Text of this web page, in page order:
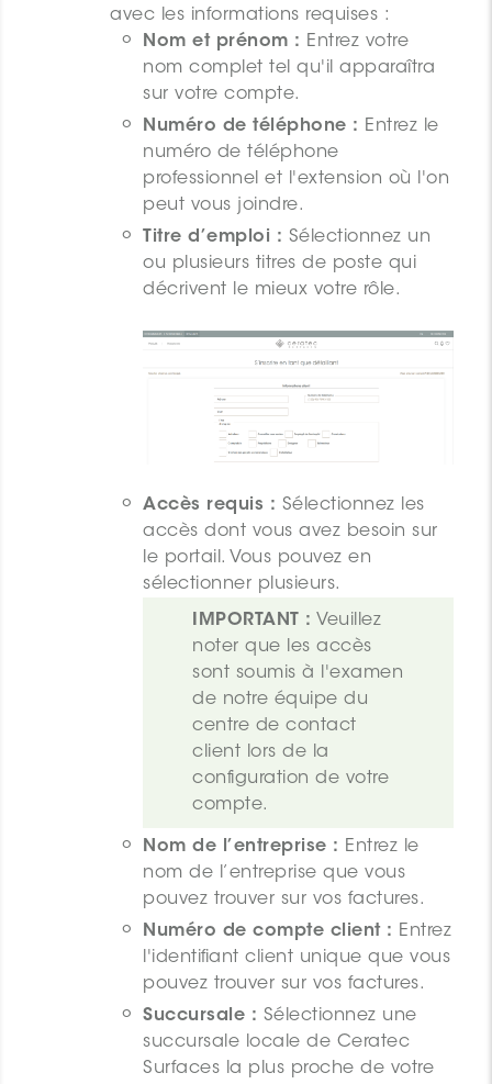
avec les informations requises :
Nom et prénom : Entrez votre
nom complet tel qu'il apparaîtra
sur votre compte.
Numéro de téléphone : Entrez le
numéro de téléphone
professionnel et l'extension où l'on
peut vous joindre.
Titre d’emploi : Sélectionnez un
ou plusieurs titres de poste qui
décrivent le mieux votre rôle.
Accès requis : Sélectionnez les
accès dont vous avez besoin sur
le portail. Vous pouvez en
sélectionner plusieurs.
IMPORTANT : Veuillez
noter que les accès
sont soumis à l'examen
de notre équipe du
centre de contact
client lors de la
configuration de votre
compte.
Nom de l’entreprise : Entrez le
nom de l’entreprise que vous
pouvez trouver sur vos factures.
Numéro de compte client : Entrez
l'identifiant client unique que vous
pouvez trouver sur vos factures.
Succursale : Sélectionnez une
succursale locale de Ceratec
Surfaces la plus proche de votre